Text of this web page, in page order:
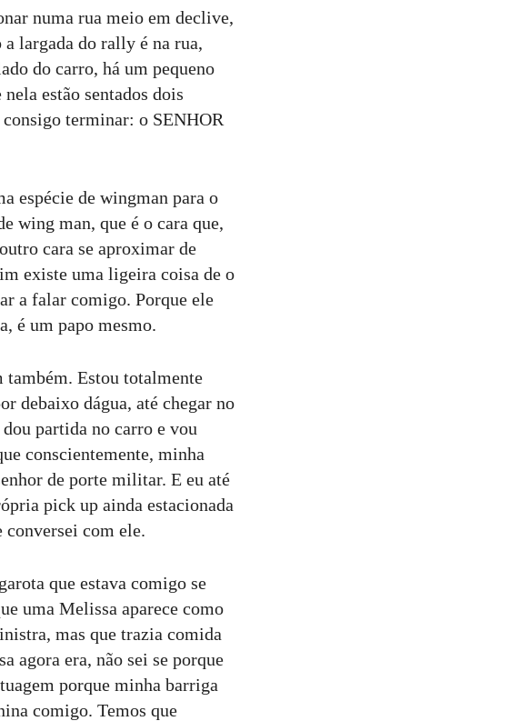
numa rua meio em declive,
largada do rally é na rua,
do carro, há um pequeno
estão sentados dois
consigo terminar: o SENHOR
espécie de wingman para o
wing man, que é o cara que,
cara se aproximar de
existe uma ligeira coisa de o
a falar comigo. Porque ele
é um papo mesmo.
também. Estou totalmente
debaixo dágua, até chegar no
partida no carro e vou
conscientemente, minha
de porte militar. E eu até
pick up ainda estacionada
conversei com ele.
que estava comigo se
uma Melissa aparece como
mas que trazia comida
agora era, não sei se porque
porque minha barriga
comigo. Temos que